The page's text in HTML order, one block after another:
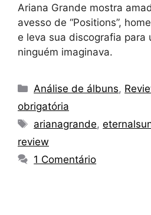
Ariana Grande mostra
avesso de “Positions”,
e leva sua discografia para
ninguém imaginava.
Categorias
Análise de álbuns,
obrigatória
Tags
arianagrande,
review
1 Comentário